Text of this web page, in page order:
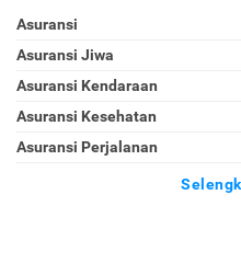
Asuransi
Asuransi Jiwa
Asuransi Kendaraan
Asuransi Kesehatan
Asuransi Perjalanan